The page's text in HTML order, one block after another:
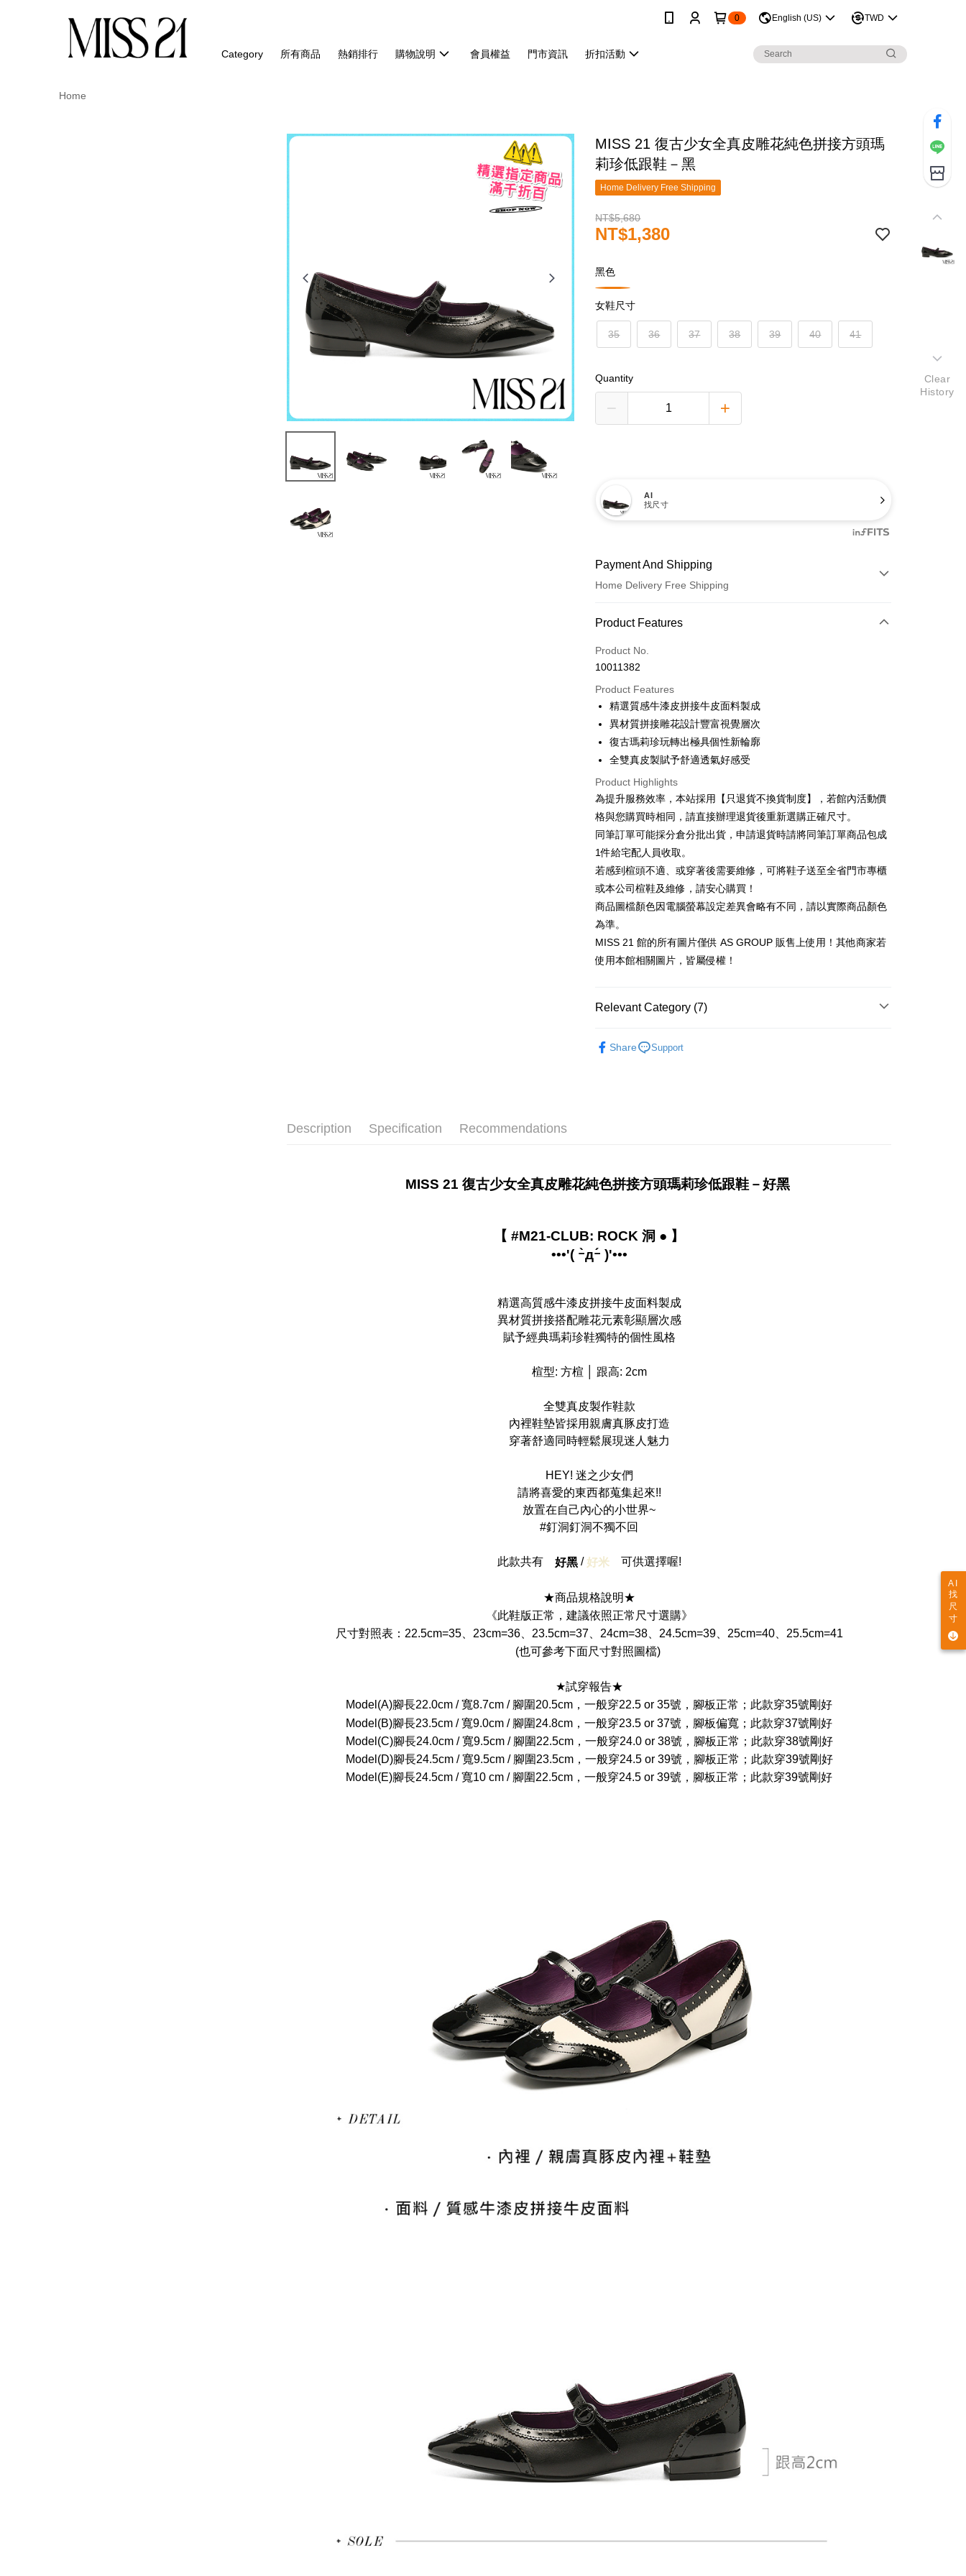
0 English (US) TWD
Category 所有商品 熱銷排行 購物說明 會員權益 門市資訊 折扣活動
Home
MISS 21 復古少女全真皮雕花純色拼接方頭瑪
莉珍低跟鞋－黑
Home Delivery Free Shipping
NT$5,680
NT$1,380
黑色
女鞋尺寸
35 36 37 38 39 40 41
Quantity
AI
找尺寸
Payment And Shipping
Home Delivery Free Shipping
Payment Method
Credit Card (Full Payment)
Credit Card Installments
0% for 3 months
Taiwan Cooperative Bank
The Shanghai Commercial &
Savings Bank
Taipei Fubon Commercial Bank
Cathay United Bank
Bank
HSBC Bank (Taiwan) Limited
Hwatai Bank
Union Bank of Taiwan
Far Eastern International Bank
Yuanta Commercial Bank
E.SUN Commercial Bank
DBS Bank
Taishin International Bank
Taiwan Rakuten Card, Inc.
0% for 6 months NT$230 /month
Taiwan Cooperative Bank
First Commercial Bank
Hua Nan Commercial Bank
Savings Bank
Cathay United Bank
Mega International Commercial
Bank
Taiwan Business Bank
Taichung Commercial Bank
Union Bank of Taiwan
Yuanta Commercial Bank
Bank SinoPac
E.SUN Commercial Bank
Taishin International Bank
CTBC Bank
Taiwan Rakuten Card, Inc.
0% for 12 monthsNT$115/month
Taiwan Cooperative Bank
The Shanghai Commercial &
Savings Bank
Cathay United Bank
Mega International Commercial
Bank
Taiwan Business Bank
HSBC Bank (Taiwan) Limited
Hwatai Bank
Yuanta Commercial Bank
E.SUN Commercial Bank
DBS Bank
Taishin International Bank
Taiwan Rakuten Card, Inc.
LINE Pay
JKOPAY
Google Pay
ATM Transfer
Cash on Delivery
Shipping Method
NT$60/order
付款後7-11取貨-固定運費
Product Features
Product No.
10011382
Product Features
精選質感牛漆皮拼接牛皮面料製成
異材質拼接雕花設計豐富視覺層次
復古瑪莉珍玩轉出極具個性新輪廓
全雙真皮製賦予舒適透氣好感受
Product Highlights
為提升服務效率，本站採用【只退貨不換貨制度】，若館內活動價
格與您購買時相同，請直接辦理退貨後重新選購正確尺寸。
同筆訂單可能採分倉分批出貨，申請退貨時請將同筆訂單商品包成
1件給宅配人員收取。
若感到楦頭不適、或穿著後需要維修，可將鞋子送至全省門市專櫃
或本公司楦鞋及維修，請安心購買！
商品圖檔顏色因電腦螢幕設定差異會略有不同，請以實際商品顏色
為準。
MISS 21 館的所有圖片僅供 AS GROUP 販售上使用！其他商家若
使用本館相關圖片，皆屬侵權！
Relevant Category (7)
💥 精選熱銷$𝟏𝟑𝟖𝟎𝖚𝖕!
Share Support
Description Specification Recommendations
MISS 21 復古少女全真皮雕花純色拼接方頭瑪莉珍低跟鞋－好黑
【 #M21-CLUB: ROCK 洞 ● 】
•••'( ｰ̀дｰ́ )'•••
精選高質感牛漆皮拼接牛皮面料製成
異材質拼接搭配雕花元素彰顯層次感
賦予經典瑪莉珍鞋獨特的個性風格
楦型: 方楦 │ 跟高: 2cm
全雙真皮製作鞋款
內裡鞋墊皆採用親膚真豚皮打造
穿著舒適同時輕鬆展現迷人魅力
HEY! 迷之少女們
請將喜愛的東西都蒐集起來!!
放置在自己內心的小世界~
#釘洞釘洞不獨不回
此款共有 好黑/ 好米可供選擇喔!
★商品規格說明★
《此鞋版正常，建議依照正常尺寸選購》
尺寸對照表：22.5cm=35、23cm=36、23.5cm=37、24cm=38、24.5cm=39、25cm=40、25.5cm=41
(也可參考下面尺寸對照圖檔)
★試穿報告★
Model(A)腳長22.0cm / 寬8.7cm / 腳圍20.5cm，一般穿22.5 or 35號，腳板正常；此款穿35號剛好
Model(B)腳長23.5cm / 寬9.0cm / 腳圍24.8cm，一般穿23.5 or 37號，腳板偏寬；此款穿37號剛好
Model(C)腳長24.0cm / 寬9.5cm / 腳圍22.5cm，一般穿24.0 or 38號，腳板正常；此款穿38號剛好
Model(D)腳長24.5cm / 寬9.5cm / 腳圍23.5cm，一般穿24.5 or 39號，腳板正常；此款穿39號剛好
Model(E)腳長24.5cm / 寬10 cm / 腳圍22.5cm，一般穿24.5 or 39號，腳板正常；此款穿39號剛好
Clear
History
AI
找
尺
寸